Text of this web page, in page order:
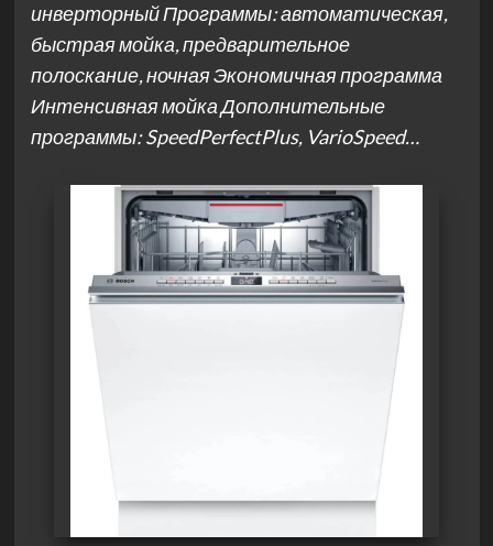
инверторный Программы: автоматическая,
быстрая мойка, предварительное
полоскание, ночная Экономичная программа
Интенсивная мойка Дополнительные
программы: SpeedPerfectPlus, VarioSpeed…